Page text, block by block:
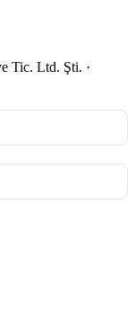
Tic. Ltd. Şti. ·